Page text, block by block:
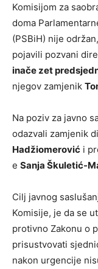
Komisijom za
doma
(PSBiH) nije
pojavili pozvani
inače zet
njegov zamjenik
Na poziv za javno
odazvali zamjenik
Hadžiomerović i
e Sanja Škuletić-
Cilj javnog
Komisije, je da se
protivno Zakonu o
prisustvovati
nakon urgencije